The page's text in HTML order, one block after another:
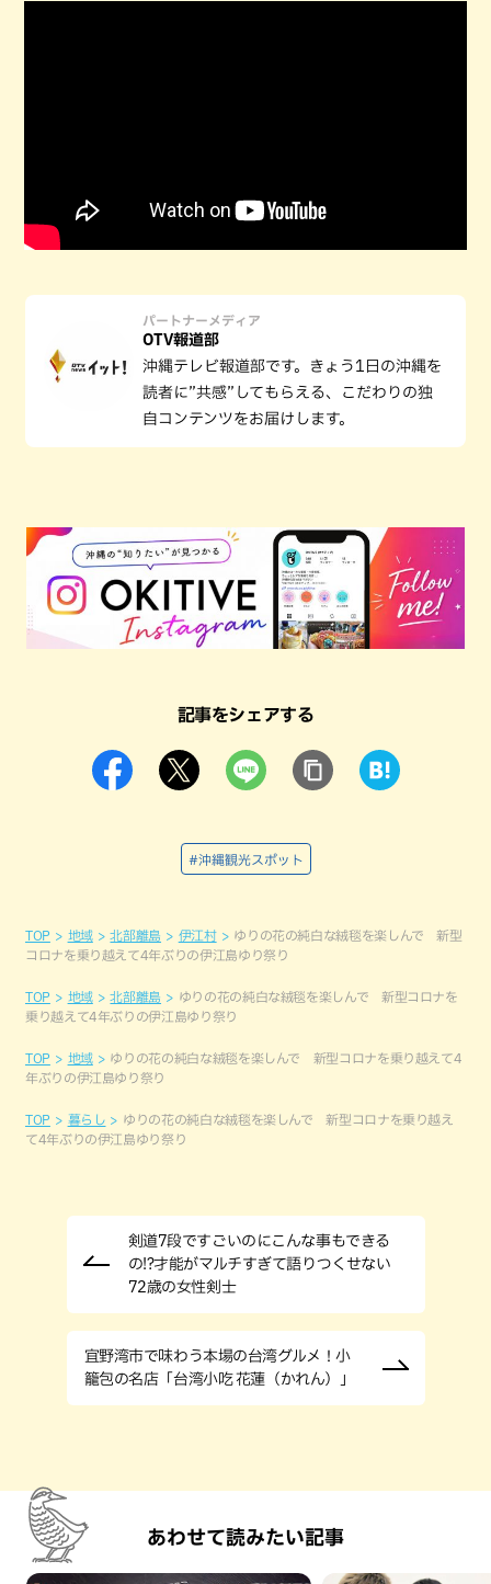
パートナーメディア
OTV報道部
沖縄テレビ報道部です。きょう1日の沖縄を
読者に”共感”してもらえる、こだわりの独
自コンテンツをお届けします。
記事をシェアする
#沖縄観光スポット
TOP 地域 北部離島 伊江村
ゆりの花の純白な絨毯を楽しんで 新型
コロナを乗り越えて4年ぶりの伊江島ゆり祭り
TOP 地域 北部離島
ゆりの花の純白な絨毯を楽しんで 新型コロナを
乗り越えて4年ぶりの伊江島ゆり祭り
TOP 地域
ゆりの花の純白な絨毯を楽しんで 新型コロナを乗り越えて4
年ぶりの伊江島ゆり祭り
TOP 暮らし
ゆりの花の純白な絨毯を楽しんで 新型コロナを乗り越え
て4年ぶりの伊江島ゆり祭り
剣道7段ですごいのにこんな事もできる
の!?才能がマルチすぎて語りつくせない
72歳の女性剣士
宜野湾市で味わう本場の台湾グルメ！小
籠包の名店「台湾小吃 花蓮（かれん）」
あわせて読みたい記事